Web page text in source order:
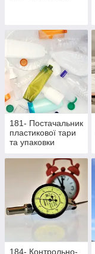
181- Постачальник
пластикової тари
та упаковки
184- Контрольно-